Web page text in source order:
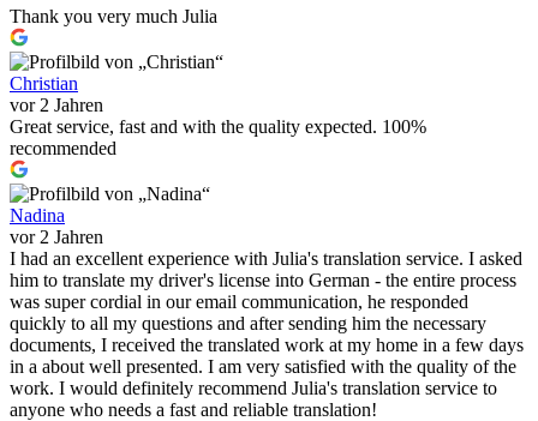
Thank you very much Julia
Christian
vor 2 Jahren
Great service, fast and with the quality expected. 100%
recommended
Nadina
vor 2 Jahren
I had an excellent experience with Julia's translation service. I asked
him to translate my driver's license into German - the entire process
was super cordial in our email communication, he responded
quickly to all my questions and after sending him the necessary
documents, I received the translated work at my home in a few days
in a about well presented. I am very satisfied with the quality of the
work. I would definitely recommend Julia's translation service to
anyone who needs a fast and reliable translation!